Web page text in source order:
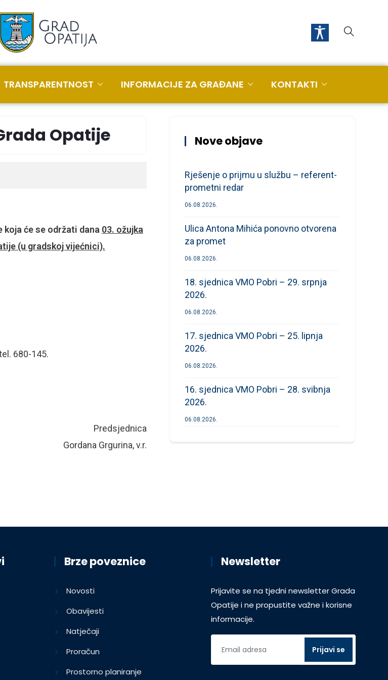
TRANSPARENTNOST INFORMACIJE ZA GRAĐANE KONTAKTI
Opatije
koja će se održati dana 03. ožujka
(u gradskoj vijećnici).
680-145.
Gordana Grgurina, v.r.
Nove objave
Rješenje o prijmu u službu – referent-
prometni redar
06.08.2026.
Ulica Antona Mihića ponovno otvorena
za promet
06.08.2026.
18. sjednica VMO Pobri – 29. srpnja
2026.
06.08.2026.
17. sjednica VMO Pobri – 25. lipnja
2026.
06.08.2026.
16. sjednica VMO Pobri – 28. svibnja
2026.
06.08.2026.
Brze poveznice
Novosti
Obavijesti
Natječaji
Proračun
Prostorno planiranje
Newsletter
Prijavite se na tjedni newsletter Grada
Opatije i ne propustite važne i korisne
informacije.